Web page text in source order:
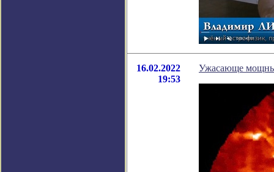
16.02.2022
19:53
Ужасающе